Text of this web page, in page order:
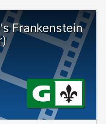
Frankenstein